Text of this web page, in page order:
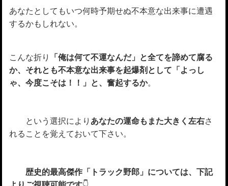
あなたとしてもいつ何時予期せぬ不本意な出来事に遭遇
するかもしれない。
こんな折り
「俺は何て不運なんだ」と全てを諦めて腐る
か、それとも不本意な出来事を起爆剤として「よっし
ゃ、今度こそは！！」と、奮起するか。
という選択により あなたの運命もまた大きく左右さ
れることを覚えておいて下さい。
歴史的最高傑作「トラック野郎」については、下記